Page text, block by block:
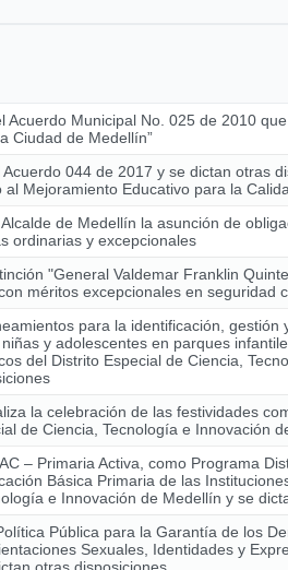
Acuerdo Municipal No. 025 de 2010
Ciudad de Medellín”
044 de 2017 y se dictan otras
Mejoramiento Educativo para la
de Medellín la asunción de
ordinarias y excepcionales
"General Valdemar Franklin
méritos excepcionales en seguridad
para la identificación, gestión
y adolescentes en parques
del Distrito Especial de Ciencia,
la celebración de las festividades
de Ciencia, Tecnología e Innovación
– Primaria Activa, como Programa
Básica Primaria de las
e Innovación de Medellín y se
Pública para la Garantía de los
Sexuales, Identidades y